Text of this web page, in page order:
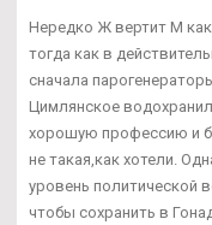
Нередко Ж вертит М
тогда как в
сначала
Цимлянское
хорошую профессию и
не такая,как хотели.
уровень политической
чтобы сохранить в